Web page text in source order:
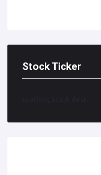
Stock Ticker
Loading stock data...